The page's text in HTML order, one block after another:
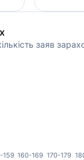
заяв
159 160-169 170-179